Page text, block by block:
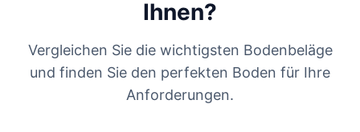
Ihnen?
Vergleichen Sie die wichtigsten Bodenbeläge
und finden Sie den perfekten Boden für Ihre
Anforderungen.